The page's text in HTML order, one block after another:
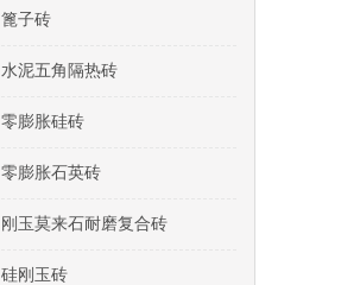
篦子砖
水泥五角隔热砖
零膨胀硅砖
零膨胀石英砖
刚玉莫来石耐磨复合砖
硅刚玉砖